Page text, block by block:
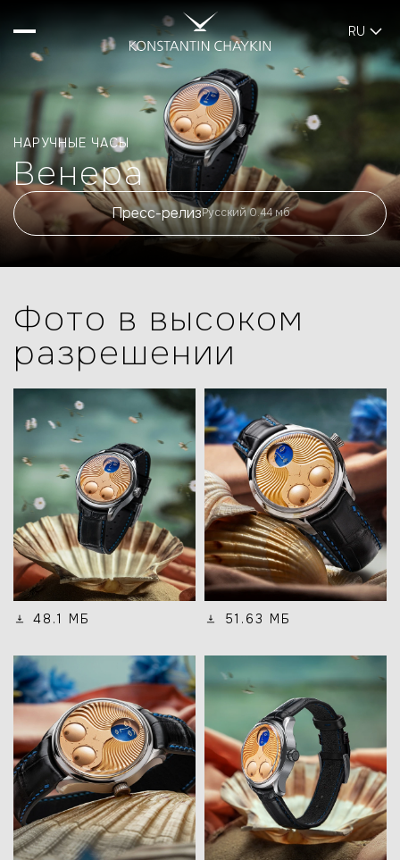
RU
НАРУЧНЫЕ ЧАСЫ
Венера
Пресс-релизРусский 0.44 мб
Фото в высоком
разрешении
48.1 МБ 51.63 МБ